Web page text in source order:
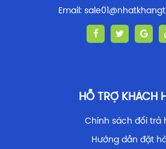
Email:
HỖ TRỢ KHÁCH
Chính sách đổi trả
Hướng dẫn đặt